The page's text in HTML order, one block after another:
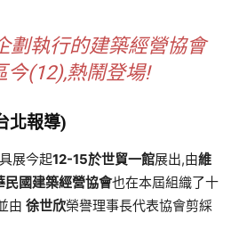
劃執行的建築經營協會
今(12),熱鬧登場!
北報導)
展今起12-15於世貿一館展出,由維
民國建築經營協會也在本屆組織了十
由 徐世欣榮譽理事長代表協會剪綵